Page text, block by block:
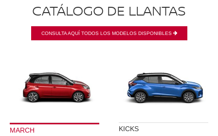
CATÁLOGO DE LLANTAS
CONSULTA AQUÍ TODOS LOS MODELOS DISPONIBLES
MARCH KICKS